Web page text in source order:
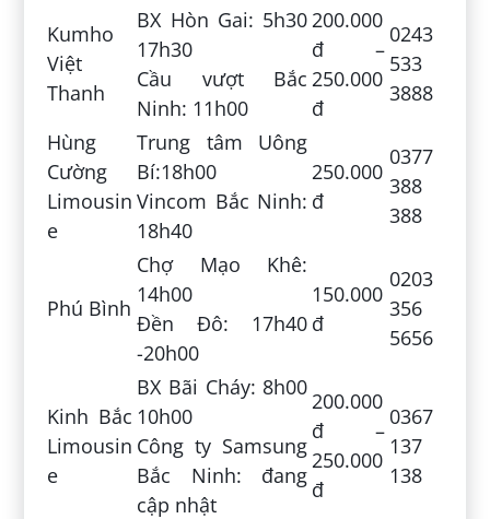
Kumho
Việt
Thanh
BX Hòn Gai: 5h30
17h30
Cầu vượt Bắc
Ninh: 11h00
200.000
đ –
250.000
đ
0243
533
3888
Hùng
Cường
Limousin
e
Trung tâm Uông
Bí:18h00
Vincom Bắc Ninh:
18h40
250.000
đ
0377
388
388
Phú Bình
Chợ Mạo Khê:
14h00
Đền Đô: 17h40
-20h00
150.000
đ
0203
356
5656
Kinh Bắc
Limousin
e
BX Bãi Cháy: 8h00
10h00
Công ty Samsung
Bắc Ninh: đang
cập nhật
200.000
đ –
250.000
đ
0367
137
138